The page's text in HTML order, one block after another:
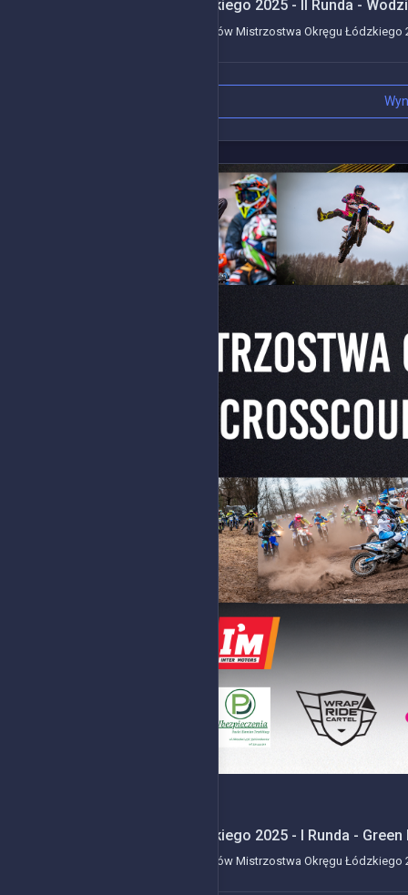
Mistrzostwa Okręgu Łódzkiego 2025 - II Runda -
Kolejne wydarzenie z serii wyścigów Mistrzostwa Okręgu
Mistrzostwa Okręgu Łódzkiego 2025 - I Runda - Green
Kolejne wydarzenie z serii wyścigów Mistrzostwa Okręgu